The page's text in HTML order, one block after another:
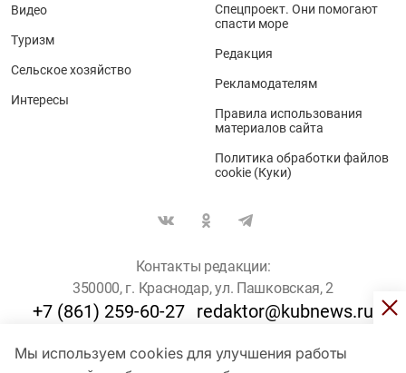
Мы используем cookies для улучшения работы
Видео
Туризм
Сельское хозяйство
Интересы
Спецпроект. Они помогают
спасти море
Редакция
Рекламодателям
Правила использования
материалов сайта
Политика обработки файлов
cookie (Куки)
Контакты редакции:
350000, г. Краснодар, ул. Пашковская, 2
+7 (861) 259-60-27 redaktor@kubnews.ru
Для пользователей старше 16 лет